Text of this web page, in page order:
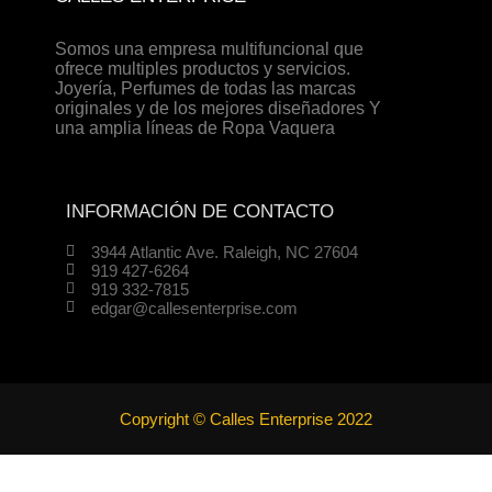
Somos una empresa multifuncional que
ofrece multiples productos y servicios.
Joyería, Perfumes de todas las marcas
originales y de los mejores diseñadores Y
una amplia líneas de Ropa Vaquera
INFORMACIÓN DE CONTACTO
3944 Atlantic Ave. Raleigh, NC 27604
919 427-6264
919 332-7815
edgar@callesenterprise.com
Copyright © Calles Enterprise 2022